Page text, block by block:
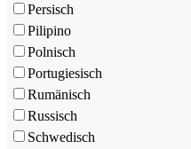
Persisch
Pilipino
Polnisch
Portugiesisch
Rumänisch
Russisch
Schwedisch